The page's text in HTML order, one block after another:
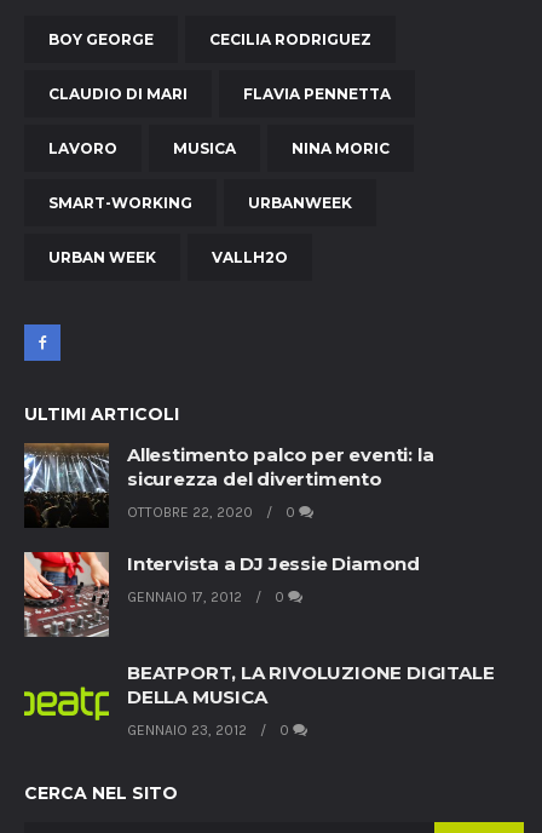
BOY GEORGE CECILIA RODRIGUEZ
CLAUDIO DI MARI FLAVIA PENNETTA
LAVORO MUSICA NINA MORIC
SMART-WORKING URBANWEEK
URBAN WEEK VALLH2O
ULTIMI ARTICOLI
Allestimento palco per eventi: la
sicurezza del divertimento
OTTOBRE 22, 2020 0
Intervista a DJ Jessie Diamond
GENNAIO 17, 2012 0
BEATPORT, LA RIVOLUZIONE DIGITALE
DELLA MUSICA
GENNAIO 23, 2012 0
CERCA NEL SITO